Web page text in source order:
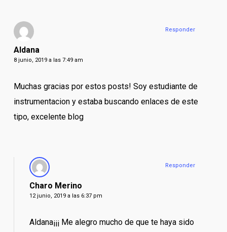
Aldana
8 junio, 2019 a las 7:49 am
Muchas gracias por estos posts! Soy estudiante de
instrumentacion y estaba buscando enlaces de este
tipo, excelente blog
Responder
Charo Merino
12 junio, 2019 a las 6:37 pm
Aldana¡¡¡ Me alegro mucho de que te haya sido
Responder